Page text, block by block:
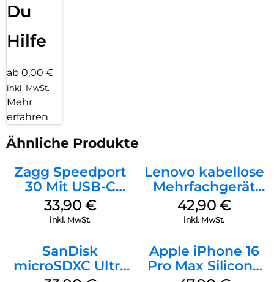
Du
Hilfe
ab 0,00 €
inkl. MwSt.
Mehr
erfahren
Ähnliche Produkte
Zagg Speedport
30 Mit USB-C
Kabel Weiß
33,90 €
inkl. MwSt.
Lenovo kabellose
Mehrfachgerät
Luna Grey
42,90 €
inkl. MwSt.
SanDisk
microSDXC Ultra
Apple iPhone 16
Pro Max Silicone